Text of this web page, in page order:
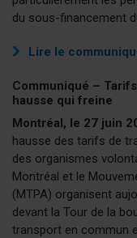
du sous-financement
Lire le
Communiqué –
hausse qui freine
Montréal, le 27 juin
hausse des tarifs de
des organismes
Montréal et le
(MTPA) organisent
devant la Tour de la
transport en commun